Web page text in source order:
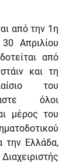
από την 1η
Απριλίου
από
και τη
του
όλοι
μέρος του
την Ελλάδα,